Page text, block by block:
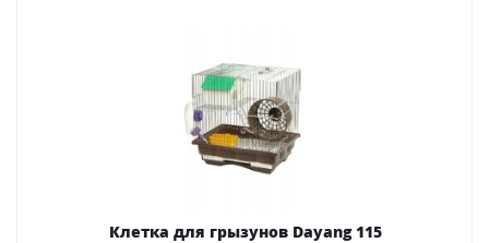
Клетка для грызунов Dayang 115